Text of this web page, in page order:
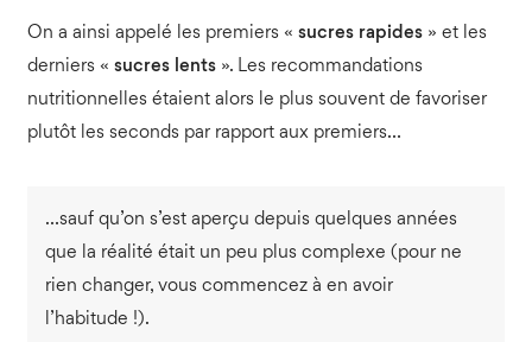
On a ainsi appelé les premiers « sucres rapides» et les
derniers « sucres lents». Les recommandations
nutritionnelles étaient alors le plus souvent de favoriser
plutôt les seconds par rapport aux premiers…
…sauf qu’on s’est aperçu depuis quelques années
que la réalité était un peu plus complexe (pour ne
rien changer, vous commencez à en avoir
l’habitude !).